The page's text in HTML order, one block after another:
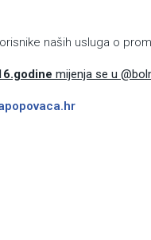
naših usluga o
mijenja se u